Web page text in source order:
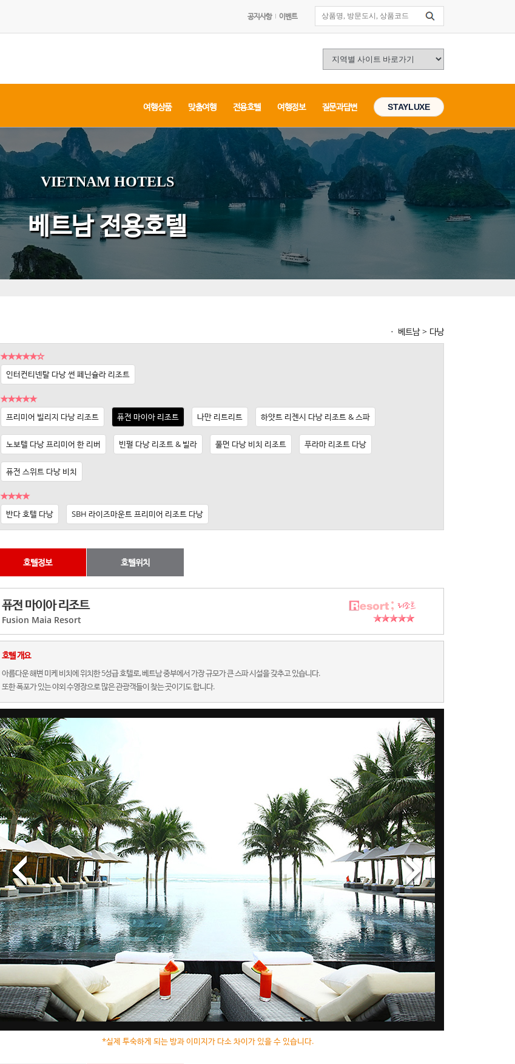
공지사항 이벤트
여행상품 맞춤여행 전용호텔 여행정보 질문과답변 STAYLUXE
VIETNAM HOTELS
베트남 전용호텔
ㆍ 베트남 > 다낭
★★★★★☆
인터컨티넨탈 다낭 썬 페닌슐라 리조트
★★★★★
프리미어 빌리지 다낭 리조트
퓨전 마이아 리조트 나만 리트리트 하얏트 리젠시 다낭 리조트 & 스파
노보텔 다낭 프리미어 한 리버 빈펄 다낭 리조트 & 빌라 풀먼 다낭 비치 리조트 푸라마 리조트 다낭
퓨전 스위트 다낭 비치
★★★★
반다 호텔 다낭
SBH 라이즈마운트 프리미어 리조트 다낭
호텔정보 호텔위치
퓨전 마이아 리조트
Fusion Maia Resort
호텔 개요
아름다운 해변 미케 비치에 위치한 5성급 호텔로, 베트남 중부에서 가장 규모가 큰 스파 시설을 갖추고 있습니다.
또한 폭포가 있는 야외 수영장으로 많은 관광객들이 찾는 곳이기도 합니다.
*실제 투숙하게 되는 방과 이미지가 다소 차이가 있을 수 있습니다.